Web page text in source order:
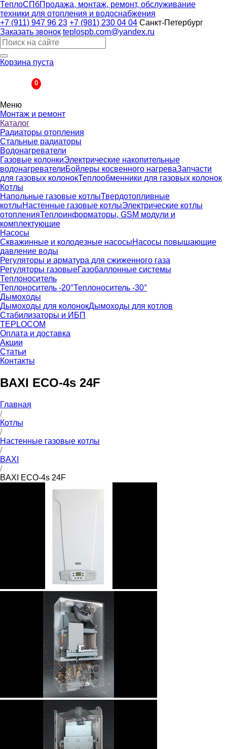
ТеплоСПбПродажа, монтаж, ремонт, обслуживание
техники для отопления и водоснабжения
+7 (911) 947 96 23 +7 (981) 230 04 04 Санкт-Петербург
Заказать звонок teplospb.com@yandex.ru
Корзина пуста
0
Меню
Монтаж и ремонт
Каталог
Радиаторы отопления
Стальные радиаторы
Водонагреватели
Газовые колонкиЭлектрические накопительные
водонагревателиБойлеры косвенного нагреваЗапчасти
для газовых колонокТеплообменники для газовых колонок
Котлы
Напольные газовые котлыТвердотопливные
котлыНастенные газовые котлыЭлектрические котлы
отопленияТеплоинформаторы, GSM модули и
комплектующие
Насосы
Скважинные и колодезные насосыНасосы повышающие
давление воды
Регуляторы и арматура для сжиженного газа
Регуляторы газовыеГазобаллонные системы
Теплоноситель
Теплоноситель -20°Теплоноситель -30°
Дымоходы
Дымоходы для колонокДымоходы для котлов
Стабилизаторы и ИБП
TEPLOCOM
Оплата и доставка
Акции
Статьи
Контакты
BAXI ECO-4s 24F
Главная
/
Котлы
/
Настенные газовые котлы
/
BAXI
/
BAXI ECO-4s 24F